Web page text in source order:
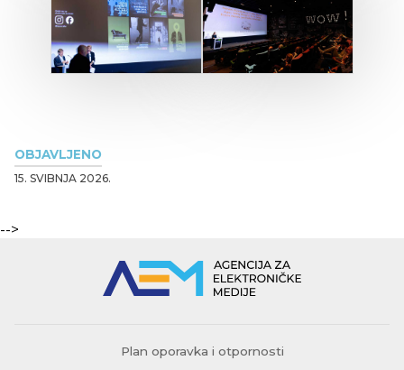
OBJAVLJENO
15. SVIBNJA 2026.
-->
Plan oporavka i otpornosti